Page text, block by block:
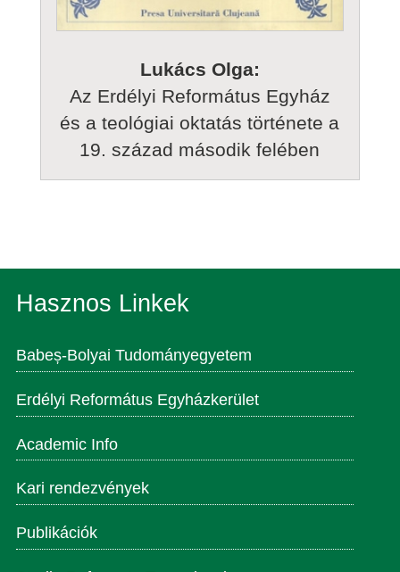
Lukács Olga:
Az Erdélyi Református Egyház
és a teológiai oktatás története a
19. század második felében
Hasznos Linkek
Babeș-Bolyai Tudományegyetem
Erdélyi Református Egyházkerület
Academic Info
Kari rendezvények
Publikációk